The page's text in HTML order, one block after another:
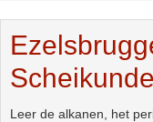
Scheikunde
Leer de alkanen, het